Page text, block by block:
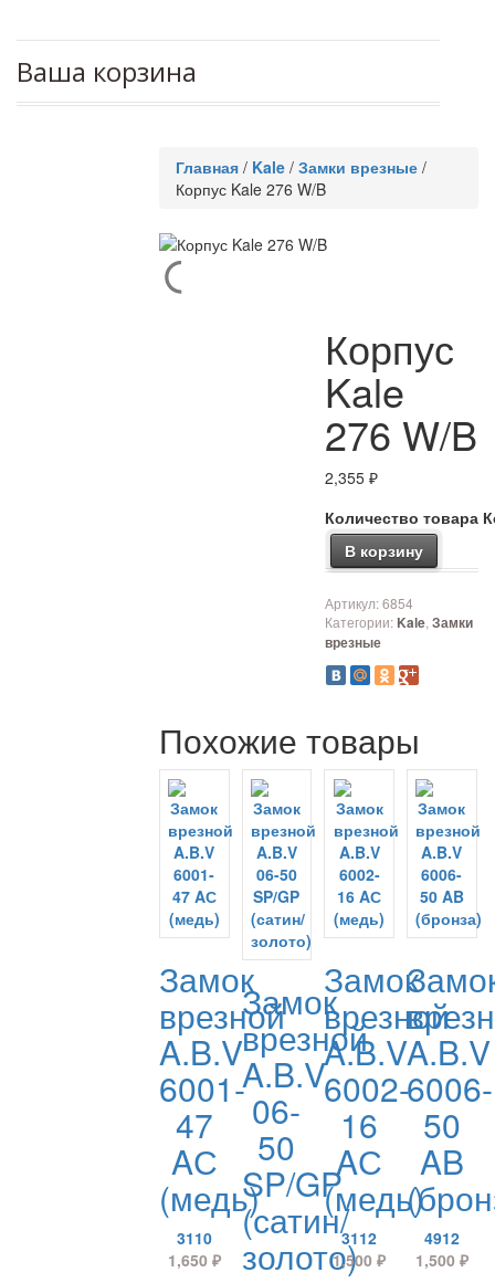
Ваша корзина
Главная / Kale / Замки врезные /
Корпус Kale 276 W/B
Корпус
Kale
276 W/B
2,355₽
Количество товара
В корзину
Артикул:6854
Категории: Kale,Замки
врезные
Похожие товары
Замок
врезной
A.B.V
6001-
47
AС
(медь)
3110
1,650 ₽
Замок
врезной
A.B.V
06-
50
SP/GP
(сатин/
золото)
Замок
врезной
A.B.V
6002-
16
AС
(медь)
3112
1,500₽
A.B.V
6006-
50
AB
4912
1,500 ₽